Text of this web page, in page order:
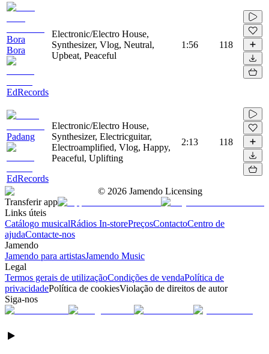
Bora
Bora
EdRecords
Electronic/Electro House,
Synthesizer, Vlog, Neutral,
Upbeat, Peaceful
1:56 118
Padang
EdRecords
Electronic/Electro House,
Synthesizer, Electricguitar,
Electroamplified, Vlog, Happy,
Peaceful, Uplifting
2:13 118
© 2026 Jamendo Licensing
Transferir app
Links úteis
Catálogo musicalRádios In-storePreçosContactoCentro de
ajudaContacte-nos
Jamendo
Jamendo para artistasJamendo Music
Legal
Termos gerais de utilizaçãoCondições de vendaPolítica de
privacidadePolítica de cookiesViolação de direitos de autor
Siga-nos